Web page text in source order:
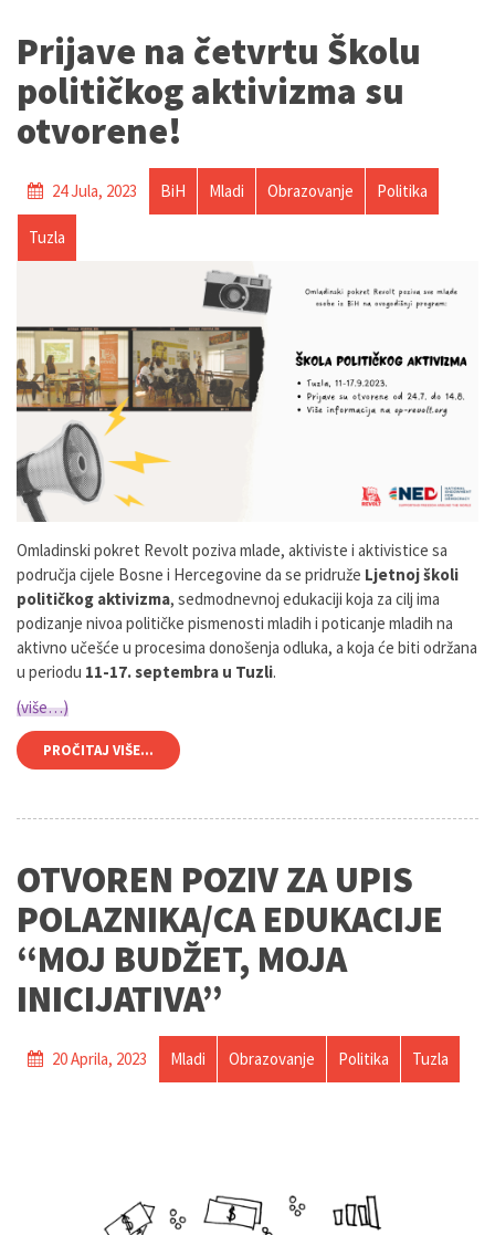
Prijave na četvrtu Školu
političkog aktivizma su
otvorene!
24 Jula, 2023 BiH Mladi Obrazovanje Politika
Tuzla
Omladinski pokret Revolt poziva mlade, aktiviste i aktivistice sa
područja cijele Bosne i Hercegovine da se pridruže Ljetnoj školi
političkog aktivizma, sedmodnevnoj edukaciji koja za cilj ima
podizanje nivoa političke pismenosti mladih i poticanje mladih na
aktivno učešće u procesima donošenja odluka, a koja će biti održana
u periodu 11-17. septembra u Tuzli.
(više…)
PROČITAJ VIŠE...
OTVOREN POZIV ZA UPIS
POLAZNIKA/CA EDUKACIJE
“MOJ BUDŽET, MOJA
INICIJATIVA”
20 Aprila, 2023 Mladi Obrazovanje Politika Tuzla